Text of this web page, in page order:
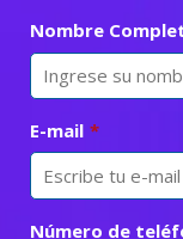
Nombre
E-mail *
Número de